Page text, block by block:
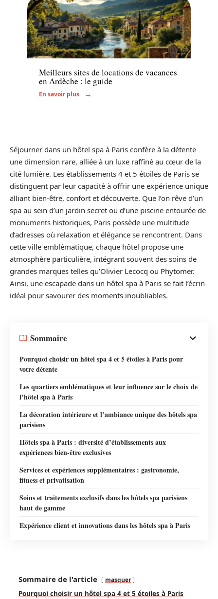
Hébergement
Meilleurs sites de locations de vacances
en Ardèche : le guide
En savoir plus
Séjourner dans un hôtel spa à Paris confère à la détente
une dimension rare, alliée à un luxe raffiné au cœur de la
cité lumière. Les établissements 4 et 5 étoiles de Paris se
distinguent par leur capacité à offrir une expérience unique
alliant bien-être, confort et découverte. Que l’on rêve d’un
spa au sein d’un jardin secret ou d’une piscine entourée de
monuments historiques, Paris possède une multitude
d’adresses où relaxation et élégance se rencontrent. Dans
cette ville emblématique, chaque hôtel propose une
atmosphère particulière, intégrant souvent des soins de
grandes marques telles qu’Olivier Lecocq ou Phytomer.
Ainsi, une escapade dans un hôtel spa à Paris se fait l’écrin
idéal pour savourer des moments inoubliables.
Sommaire
Pourquoi choisir un hôtel spa 4 et 5 étoiles à Paris pour
votre détente
Les quartiers emblématiques et leur influence sur le choix de
l’hôtel spa à Paris
La décoration intérieure et l’ambiance unique des hôtels spa
parisiens
Hôtels spa à Paris : diversité d’établissements aux
expériences bien-être exclusives
Services et expériences supplémentaires : gastronomie,
fitness et privatisation
Soins et traitements exclusifs dans les hôtels spa parisiens
haut de gamme
Expérience client et innovations dans les hôtels spa à Paris
Sommaire de l'article masquer
Pourquoi choisir un hôtel spa 4 et 5 étoiles à Paris